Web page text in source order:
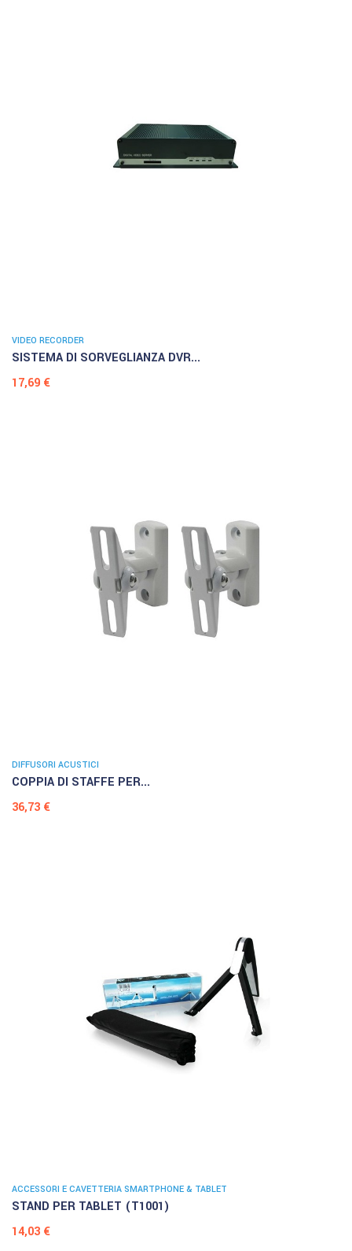
VIDEO RECORDER
SISTEMA DI SORVEGLIANZA DVR...
Prezzo
17,69 €
DIFFUSORI ACUSTICI
COPPIA DI STAFFE PER...
Prezzo
36,73 €
ACCESSORI E CAVETTERIA SMARTPHONE & TABLET
STAND PER TABLET (T1001)
Prezzo
14,03 €